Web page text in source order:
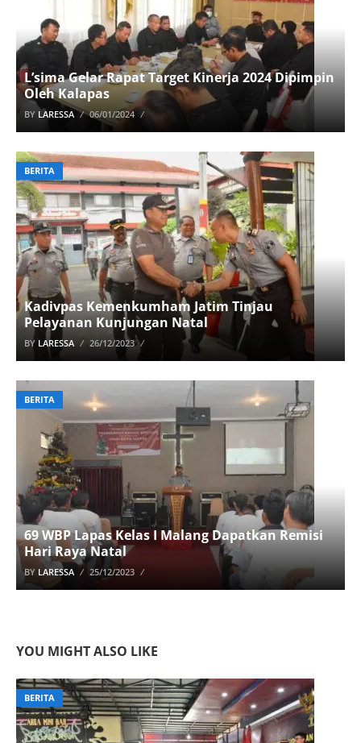
L’sima Gelar Rapat Target Kinerja 2024 Dipimpin
Oleh Kalapas
BY LARESSA 06/01/2024
BERITA
Kadivpas Kemenkumham Jatim Tinjau
Pelayanan Kunjungan Natal
BY LARESSA 26/12/2023
BERITA
69 WBP Lapas Kelas I Malang Dapatkan Remisi
Hari Raya Natal
BY LARESSA 25/12/2023
YOU MIGHT ALSO LIKE
BERITA